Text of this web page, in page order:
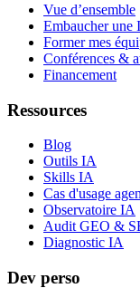
Vue d’ensemble
Embaucher une
Former mes
Conférences &
Financement
Ressources
Blog
Outils IA
Skills IA
Cas d'usage
Observatoire IA
Audit GEO &
Diagnostic IA
Dev perso